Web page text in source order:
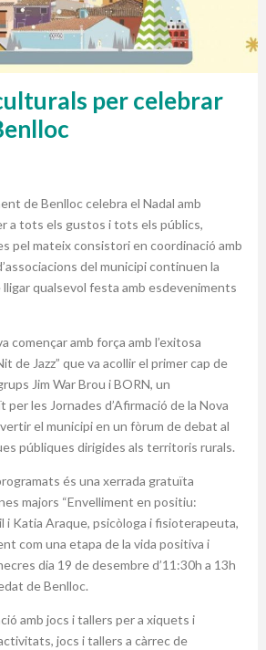
per celebrar
de Benlloc celebra el Nadal amb
a tots els gustos i tots els públics,
pel mateix consistori en coordinació amb
del municipi continuen la
qualsevol festa amb esdeveniments
començar amb força amb l’exitosa
de Jazz” que va acollir el primer cap de
Jim War Brou i BORN, un
les Jornades d’Afirmació de la Nova
el municipi en un fòrum de debat al
públiques dirigides als territoris rurals.
és una xerrada gratuïta
majors “Envelliment en positiu:
i Katia Araque, psicòloga i fisioterapeuta,
com una etapa de la vida positiva i
dia 19 de desembre d’11:30h a 13h
de Benlloc.
amb jocs i tallers per a xiquets i
jocs i tallers a càrrec de